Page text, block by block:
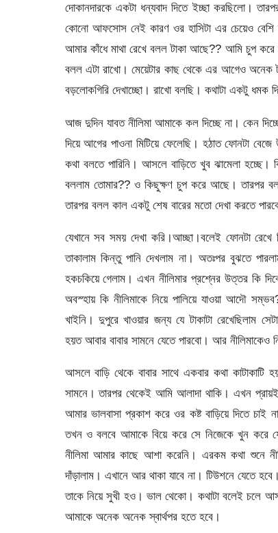
দোকানদারকে একটা ধন্যবাদ দিতে ইচ্ছা করছিলো।
কোনো আফসোস নেই কারণ ওর হাসিটা এর চেয়েও বেশি
আমার কাঁধে মাথা রেখে বলল টাকা আছে?? আমি চুপ করে
বলল এটা রাখো। মেয়েটার কাছ থেকে এর আগেও অনেক
বড়লোকগিরি দেখাচ্ছো। রাখো বলছি। কথাটা একটু ধমক
আজ দুদিন যাবত নীলিমা আমাকে কল দিচ্ছে না। কেন
দিয়ে আগের পাওনা মিটিয়ে ফেলেছি। হঠাত ফোনটা
কথা বলতে পারিনি। আসলে বাড়িতে খুব ঝামেলা হচ্ছে।
বললাম তোমার?? ও কিছুক্ষণ চুপ করে আছে। তারপর
তারপর বলল কাল একটু শেষ বারের মতো দেখা করতে
যেখানে সব সময় দেখা করি।আচ্ছা।বলেই ফোনটা
তাকালাম কিন্তু পানি দেখলাম না। অতঃপর বুঝতে
হকচকিয়ে গেলাম। এখন নীলিমার প্রশ্নের উত্তর কি
অবস্হায় কি নীলিমাকে নিয়ে পালিয়ে যাওয়া আদৌ
খাইনি। দুপুরে খাওয়ার জন্য যে টাকাটা রেখেছিলাম
হয়ত আবার বাবার সামনে যেতে পারবো। আর নীলিমাকেও
আসলে বাড়ি থেকে বাবার সাথে একবার কথা
সামনে। তারপর থেকেই আমি আলাদা থাকি। এখন
আমার ভালবাসা প্রকাশ করে ওর কষ্ট বাড়িয়ে দিতে
তখন ও বলবে আমাকে বিয়ে করে সে নিজেকে খুন করে
নীলিমা আমার কাছে আশা করেনি। এরকম কথা শুনে
দাঁড়ালাম। এখানে আর থাকা যাবে না। টিউশনে যেতে
তাকে নিয়ে সুখী হও। ভাল থেকো। কথাটা বলেই চলে
আমাকে অনেক অনেক স্বার্থপর হতে হবে।